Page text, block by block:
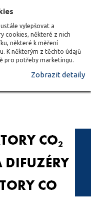
vylepšovat a
cookies, některé z nich
některé k měření
K některým z těchto údajů
pro potřeby marketingu.
Zobrazit detaily